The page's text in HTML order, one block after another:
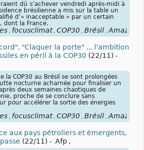
dû s’achever vendredi après-midi à
brésilienne a mis sur la table un
d’« inacceptable » par un certain
dont la France.
focusclimat COP30 Brésil Amazonie
"Claquer la porte" ... l'ambition
en péril à la COP30 (22/11) -
la COP30 au Brésil se sont prolongées
nocturne acharnée pour finaliser un
deux semaines chaotiques de
proche de se conclure sans
pour accélérer la sortie des énergies
focusclimat COP30 Brésil Amazonie
aux pays pétroliers et émergents,
(22/11) - Afp ,